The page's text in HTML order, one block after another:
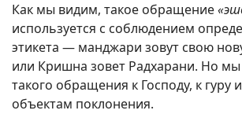
Как мы видим, такое обращение
используется с соблюдением
этикета — манджари зовут свою
или Кришна зовет Радхарани. Но
такого обращения к Господу, к гуру
объектам поклонения.